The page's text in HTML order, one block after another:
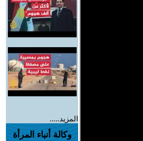
المزيد.....
وكالة أنباء المرأة